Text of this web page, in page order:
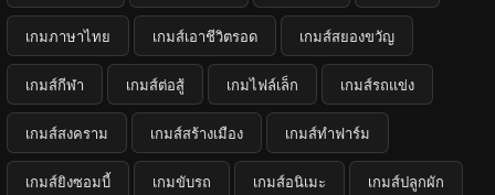
เกมภาษาไทย เกมส์เอาชีวิตรอด เกมส์สยองขวัญ
เกมส์กีฬา เกมส์ต่อสู้ เกมไฟล์เล็ก เกมส์รถแข่ง
เกมส์สงคราม เกมส์สร้างเมือง เกมส์ทำฟาร์ม
เกมส์ยิงซอมบี้ เกมขับรถ เกมส์อนิเมะ เกมส์ปลูกผัก